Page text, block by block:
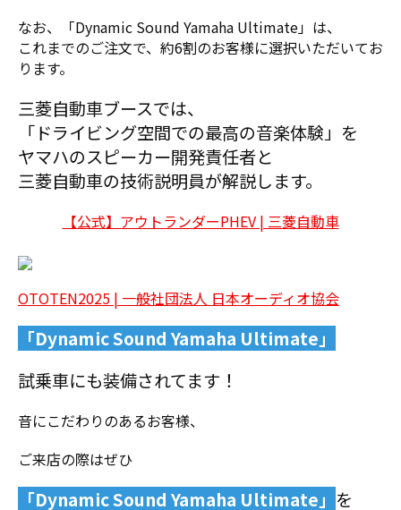
なお、「Dynamic Sound Yamaha Ultimate」は、
これまでのご注文で、約6割のお客様に選択いただいてお
ります。
三菱自動車ブースでは、
「ドライビング空間での最高の音楽体験」を
ヤマハのスピーカー開発責任者と
三菱自動車の技術説明員が解説します。
【公式】アウトランダーPHEV | 三菱自動車
OTOTEN2025 | 一般社団法人 日本オーディオ協会
「Dynamic Sound Yamaha Ultimate」
試乗車にも装備されてます！
音にこだわりのあるお客様、
ご来店の際はぜひ
「Dynamic Sound Yamaha Ultimate」 を